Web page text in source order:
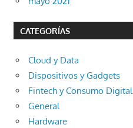
CATEGORÍAS
Cloud y Data
Dispositivos y Gadgets
Fintech y Consumo Digital
General
Hardware